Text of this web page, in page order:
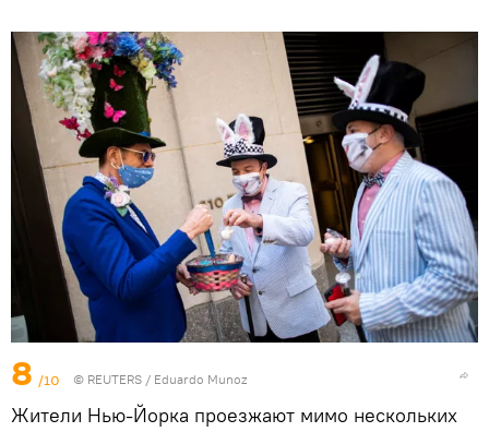
8 /10 © REUTERS / Eduardo Munoz
Жители Нью-Йорка проезжают мимо нескольких